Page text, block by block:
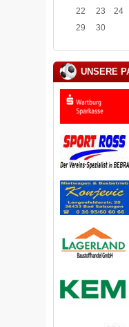
22
23 24
29
30
UNSERE